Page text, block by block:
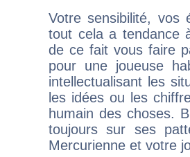
Votre sensibilité,
tout cela a tendance
de ce fait vous faire
pour une joueuse
intellectualisant les
les idées ou les
humain des choses.
toujours sur ses
Mercurienne et votre